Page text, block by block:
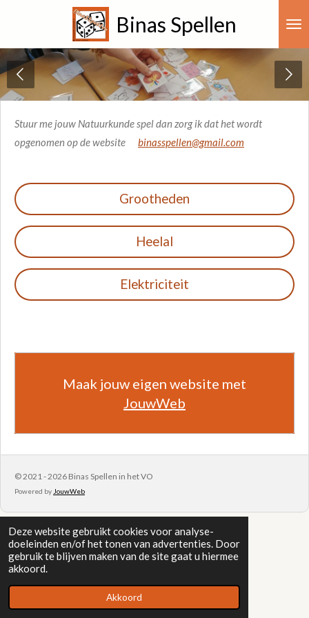
Deze website gebruikt cookies voor analyse-
doeleinden en/of het tonen van advertenties. Door
gebruik te blijven maken van de site gaat u hiermee
akkoord.
Akkoord
naar
de
hoofdinhoud
Binas Spellen
Stuur me jouw Natuurkunde spel dan zorg ik dat het wordt
opgenomen op de website binasspellen@gmail.com
Grootheden
Heelal
Elektriciteit
Maak jouw eigen website met
JouwWeb
© 2021 - 2026 Binas Spellen in het VO
Powered by JouwWeb